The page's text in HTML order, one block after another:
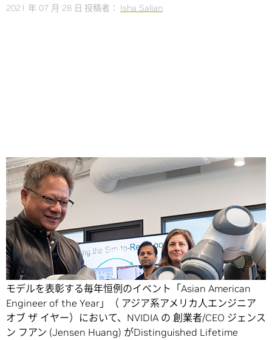
2021 年 07 月 28 日 投稿者： Isha Salian
Share
アジア系アメリカ人の優れた科学者やエンジニア、ロール
モデルを表彰する毎年恒例のイベント「Asian American
Engineer of the Year」（ アジア系アメリカ人エンジニア
オブ ザ イヤー）において、NVIDIA の 創業者/CEO ジェンス
ン フアン (Jensen Huang) がDistinguished Lifetime